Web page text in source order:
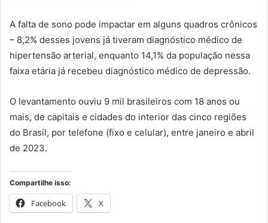
A falta de sono pode impactar em alguns quadros crônicos
– 8,2% desses jovens já tiveram diagnóstico médico de
hipertensão arterial, enquanto 14,1% da população nessa
faixa etária já recebeu diagnóstico médico de depressão.
O levantamento ouviu 9 mil brasileiros com 18 anos ou
mais, de capitais e cidades do interior das cinco regiões
do Brasil, por telefone (fixo e celular), entre janeiro e abril
de 2023.
Compartilhe isso:
Facebook X